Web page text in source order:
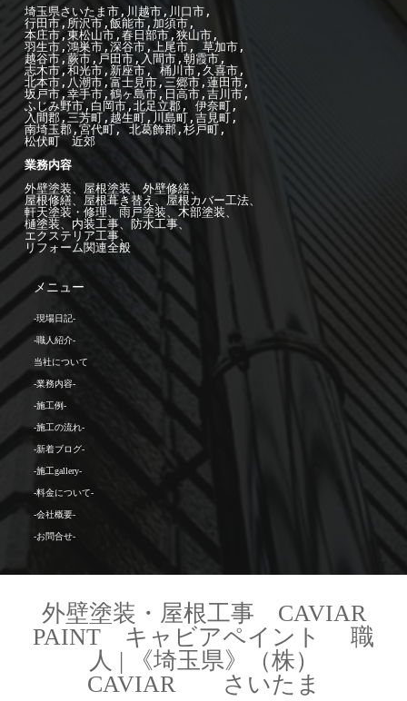
埼玉県さいたま市,川越市,川口市,
行田市,所沢市,飯能市,加須市,
本庄市,東松山市,春日部市,狭山市,
羽生市,鴻巣市,深谷市,上尾市, 草加市,
越谷市,蕨市,戸田市,入間市,朝霞市,
志木市,和光市,新座市, 桶川市,久喜市,
北本市,八潮市,富士見市,三郷市,蓮田市,
坂戸市,幸手市,鶴ヶ島市,日高市,吉川市,
ふじみ野市,白岡市,北足立郡, 伊奈町,
入間郡,三芳町,越生町,川島町,吉見町,
南埼玉郡,宮代町, 北葛飾郡,杉戸町,
松伏町　近郊
業務内容
外壁塗装、屋根塗装、外壁修繕、
屋根修繕、屋根葺き替え、屋根カバー工法、
軒天塗装・修理、雨戸塗装、木部塗装、
樋塗装、内装工事、防水工事、
エクステリア工事、
リフォーム関連全般
メニュー
-現場日記-
-職人紹介-
当社について
-業務内容-
-施工例-
-施工の流れ-
-新着ブログ-
-施工gallery-
-料金について-
-会社概要-
-お問合せ-
外壁塗装・屋根工事 CAVIAR
PAINT キャビアペイント 職
人 | 《埼玉県》（株）
CAVIAR さいたま